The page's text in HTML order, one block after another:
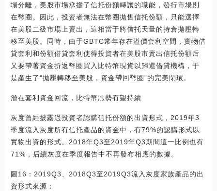
場分離，美股市場承擔了信托份額轉讓的職能，發行市場則
在幣圈。因此，投資者無法在幣圈拋售信托份額，只能選擇
在美股二級市場上賣出，這相當于將信托天量的持倉拋壓轉
移至美股。同時，由于GBTC常年存在溢價套利空間，實物借
貸套利和份額借貸套利使得投資者在美股市賣出信托份額后
又要帶著資金折返幣圈買入比特幣現貨以歸還借貸機構，于
是產生了“拋壓轉移至美股，資金帶回幣圈”的完美閉環。
潛在套利資金回流，比特幣漲勢有望持續
灰度曾經披露過投資者認購信托份額的出資形式，2019年3
季度流入灰度所有信托產品的資金中，有79%的認購形式以
實物出資的形式。2018年Q3至2019年Q3期間這一比例也有
71%，后續灰度在季度報告中不再發布相應的數據。
圖16：2019Q3、2018Q3至2019Q3流入灰度家族產品的出
資形式來源：